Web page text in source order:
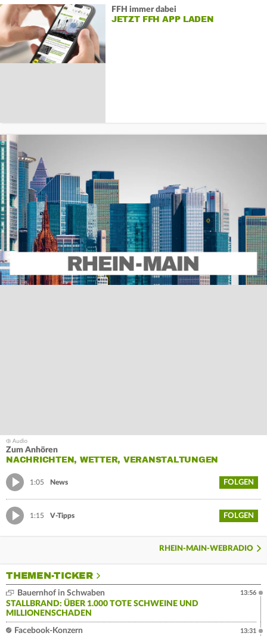
FFH immer dabei
JETZT FFH APP LADEN
Zum Anhören
NACHRICHTEN, WETTER, VERANSTALTUNGEN
1:05 News FOLGEN
1:15 V-Tipps FOLGEN
RHEIN-MAIN-WEBRADIO
THEMEN-TICKER
Bauernhof in Schwaben
STALLBRAND: ÜBER 1.000 TOTE SCHWEINE UND
MILLIONENSCHADEN
13:56
Facebook-Konzern
13:31